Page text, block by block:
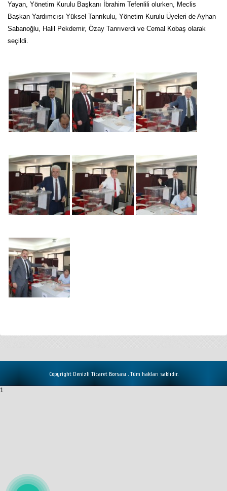
Yayan, Yönetim Kurulu Başkanı İbrahim Tefenlili olurken, Meclis
Başkan Yardımcısı Yüksel Tanrıkulu, Yönetim Kurulu Üyeleri de Ayhan
Sabanoğlu, Halil Pekdemir, Özay Tanrıverdi ve Cemal Kobaş olarak
seçildi.
Copyright Denizli Ticaret Borsası . Tüm hakları saklıdır.
1